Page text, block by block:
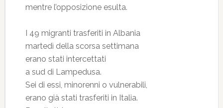
mentre l’opposizione esulta.
I 49 migranti trasferiti in Albania
martedì della scorsa settimana
erano stati intercettati
a sud di Lampedusa.
Sei di essi, minorenni o vulnerabili,
erano già stati trasferiti in Italia.